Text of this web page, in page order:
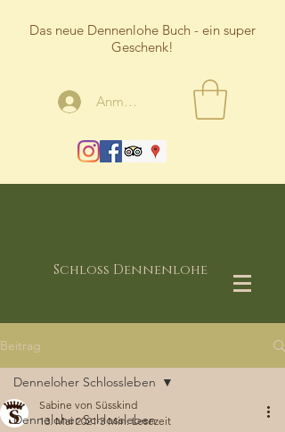
Das neue Dennenlohe Buch - ein super
Geschenk!
Anmelden
Schloss Dennenlohe
Beitrag
Denneloher Schlossleben
Denneloher Schlossleben
Sabine von Süsskind
13. Mai 2021 3 Min. Lesezeit